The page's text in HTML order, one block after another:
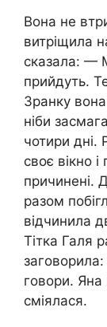
Вона не
витріщила
сказала: —
прийдуть.
Зранку
ніби
чотири дні.
своє вікно
причинені.
разом
відчинила
Тітка Галя
говори. Яна
сміялася.